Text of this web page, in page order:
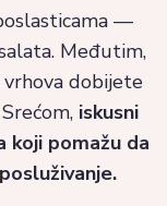
—
Međutim,
dobijete
iskusni
koji pomažu da